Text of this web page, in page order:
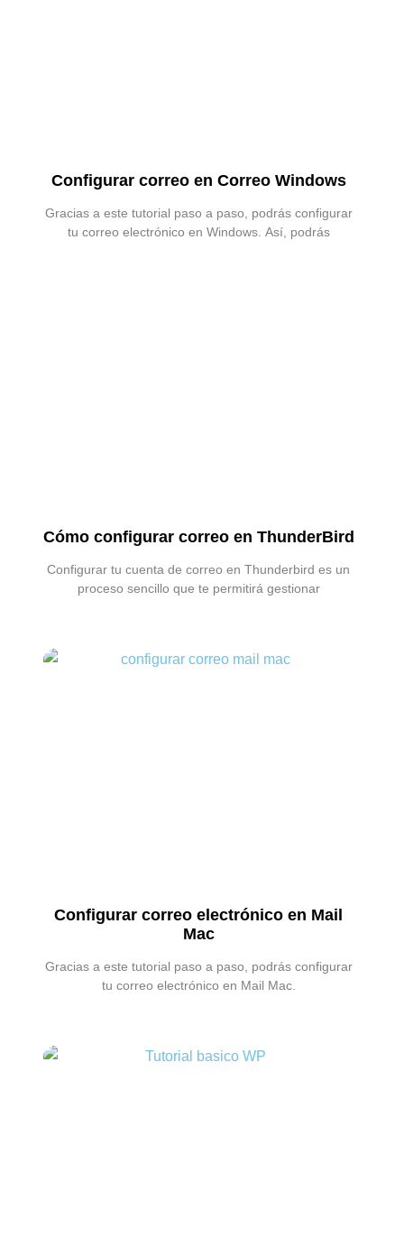
Configurar correo en Correo Windows
Gracias a este tutorial paso a paso, podrás configurar
tu correo electrónico en Windows. Así, podrás
Cómo configurar correo en ThunderBird
Configurar tu cuenta de correo en Thunderbird es un
proceso sencillo que te permitirá gestionar
Configurar correo electrónico en Mail
Mac
Gracias a este tutorial paso a paso, podrás configurar
tu correo electrónico en Mail Mac.